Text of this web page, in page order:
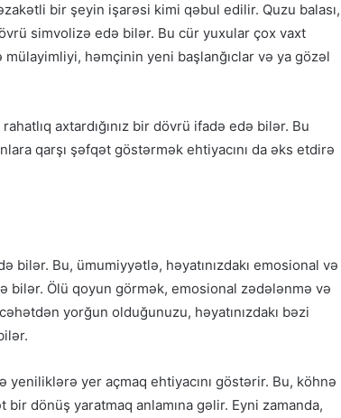
bir şeyin işarəsi kimi qəbul edilir. Quzu balası,
simvolizə edə bilər. Bu cür yuxular çox vaxt
mülayimliyi, həmçinin yeni başlanğıclar və ya gözəl
axtardığınız bir dövrü ifadə edə bilər. Bu
qarşı şəfqət göstərmək ehtiyacını da əks etdirə
bilər. Bu, ümumiyyətlə, həyatınızdakı emosional və
Ölü qoyun görmək, emosional zədələnmə və
yorğun olduğunuzu, həyatınızdakı bəzi
yer açmaq ehtiyacını göstərir. Bu, köhnə
dönüş yaratmaq anlamına gəlir. Eyni zamanda,